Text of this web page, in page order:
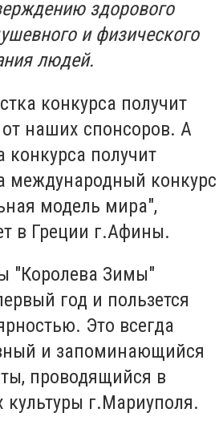
здорового
и физического
людей.
конкурса получит
наших спонсоров. А
конкурса получит
международный конкурс
модель мира",
в Греции г.Афины.
"Королева Зимы"
год и пользется
Это всегда
и запоминающийся
проводящийся в
г.Мариуполя.